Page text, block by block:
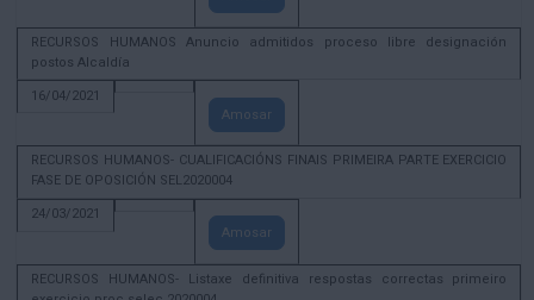
RECURSOS HUMANOS Anuncio admitidos proceso libre designación
postos Alcaldía
16/04/2021
Amosar
RECURSOS HUMANOS- CUALIFICACIÓNS FINAIS PRIMEIRA PARTE EXERCICIO
FASE DE OPOSICIÓN SEL2020004
24/03/2021
Amosar
RECURSOS HUMANOS- Listaxe definitiva respostas correctas primeiro